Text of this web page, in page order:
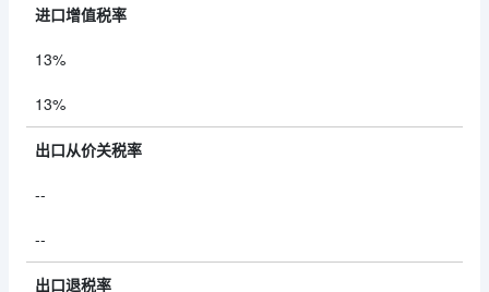
进口增值税率
13%
13%
出口从价关税率
--
--
出口退税率